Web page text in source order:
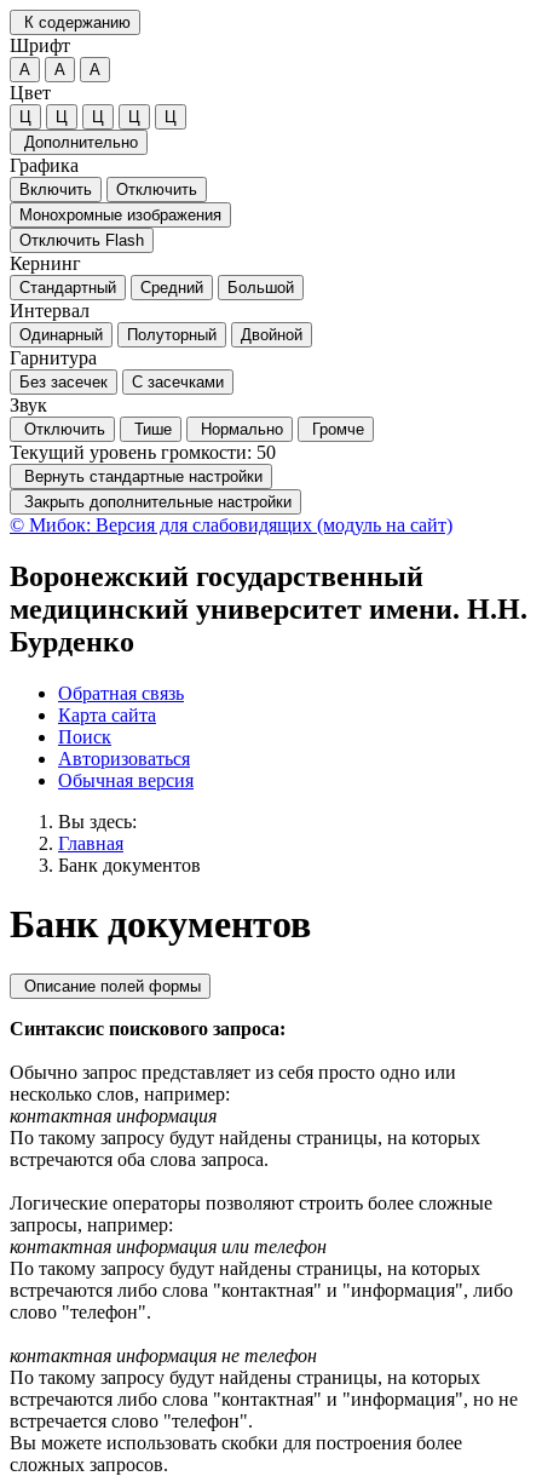
К содержанию
Шрифт
А А А
Цвет
Ц Ц Ц Ц
Ц
Дополнительно
Графика
Включить
Отключить
Монохромные изображения
Отключить Flash
Кернинг
Стандартный Средний Большой
Интервал
Одинарный Полуторный Двойной
Гарнитура
Без засечек С засечками
Звук
Отключить Тише Нормально Громче
Текущий уровень громкости: 50
Вернуть стандартные настройки
Закрыть дополнительные настройки
© Мибок: Версия для слабовидящих (модуль на сайт)
Воронежский государственный
медицинский университет имени. Н.Н.
Бурденко
Обратная связь
Карта сайта
Поиск
Авторизоваться
Обычная версия
Вы здесь:
Главная
Банк документов
Банк документов
Описание полей формы
Синтаксис поискового запроса:
Обычно запрос представляет из себя просто одно или
несколько слов, например:
контактная информация
По такому запросу будут найдены страницы, на которых
встречаются оба слова запроса.
Логические операторы позволяют строить более сложные
запросы, например:
контактная информация или телефон
По такому запросу будут найдены страницы, на которых
встречаются либо слова "контактная" и "информация", либо
слово "телефон".
контактная информация не телефон
По такому запросу будут найдены страницы, на которых
встречаются либо слова "контактная" и "информация", но не
встречается слово "телефон".
Вы можете использовать скобки для построения более
сложных запросов.